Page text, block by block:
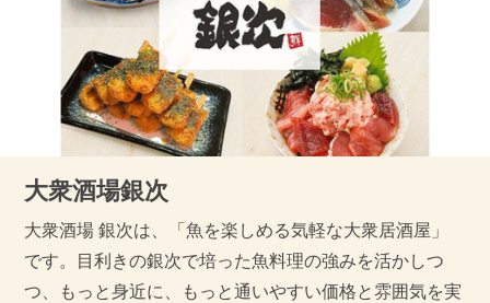
大衆酒場銀次
大衆酒場 銀次は、「魚を楽しめる気軽な大衆居酒屋」
です。目利きの銀次で培った魚料理の強みを活かしつ
つ、もっと身近に、もっと通いやすい価格と雰囲気を実